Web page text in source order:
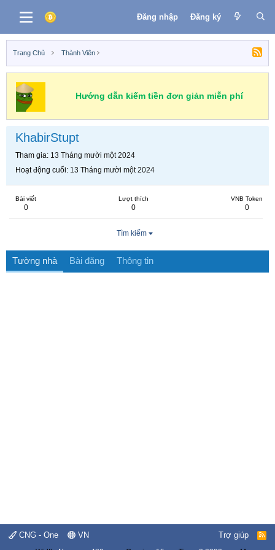
Đăng nhập Đăng ký
Trang Chủ Thành Viên
Hướng dẫn kiếm tiền đơn giản miễn phí
KhabirStupt
Tham gia 13 Tháng mười một 2024
Hoạt động cuối 13 Tháng mười một 2024
Bài viết
0
Lượt thích
0
VNB Token
0
Tìm kiếm
Tường nhà Bài đăng Thông tin
CNG - One VN Trợ giúp
R